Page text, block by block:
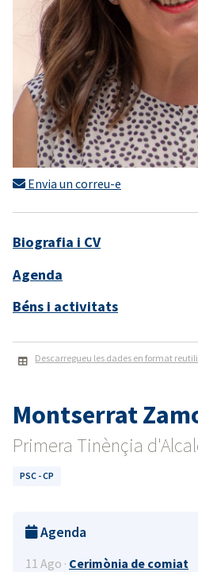
Envia un correu-e
Biografia i CV
Agenda
Béns i activitats
Descarregueu les dades en format
Montserrat
Primera Tinènçia
PSC - CP
Agenda
11 Ago · Cerimònia de comiat